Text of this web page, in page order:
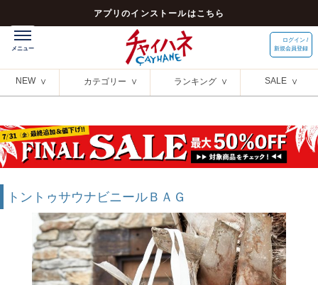
アプリのインストールはこちら
ログイン /
新規会員登録
NEW カテゴリー ランキング SALE
トントゥサウナビニールＢＡＧ